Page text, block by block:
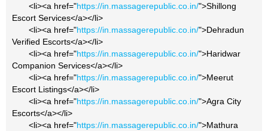
<li><a href="https://in.massagerepublic.co.in/">Shillong
Escort Services</a></li>
<li><a href="https://in.massagerepublic.co.in/">Dehradun
Verified Escorts</a></li>
<li><a href="https://in.massagerepublic.co.in/">Haridwar
Companion Services</a></li>
<li><a href="https://in.massagerepublic.co.in/">Meerut
Escort Listings</a></li>
<li><a href="https://in.massagerepublic.co.in/">Agra City
Escorts</a></li>
<li><a href="https://in.massagerepublic.co.in/">Mathura